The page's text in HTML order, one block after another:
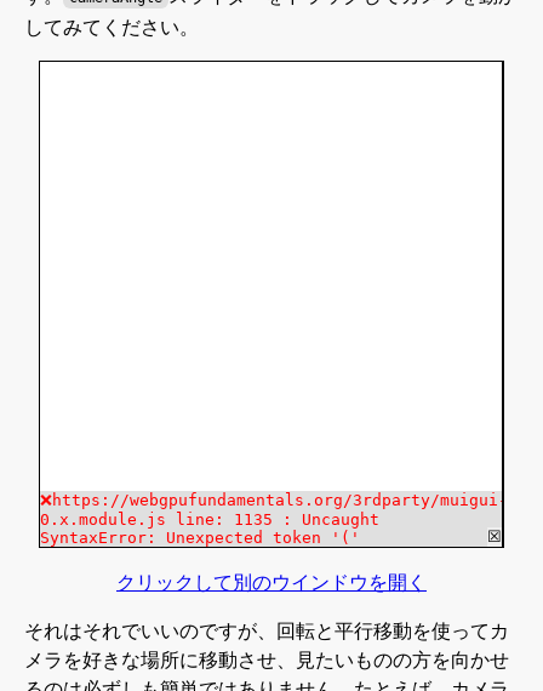
してみてください。
クリックして別のウインドウを開く
それはそれでいいのですが、回転と平行移動を使ってカ
メラを好きな場所に移動させ、見たいものの方を向かせ